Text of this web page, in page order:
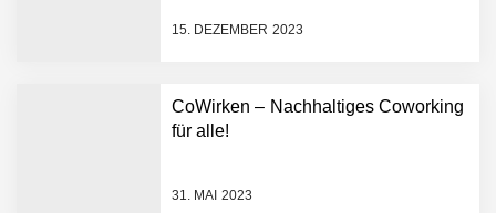
15. DEZEMBER 2023
CoWirken – Nachhaltiges Coworking
für alle!
31. MAI 2023
FiniteNow ermöglicht
Entwicklungsprozesse
Pyck im Employer Portrait